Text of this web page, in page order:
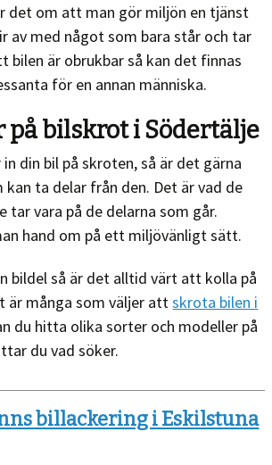
det om att man gör miljön en tjänst
av med något som bara står och tar
bilen är obrukbar så kan det finnas
för en annan människa.
på bilskrot i Södertälje
din bil på skroten, så är det gärna
kan ta delar från den. Det är vad de
tar vara på de delarna som går.
hand om på ett miljövänligt sätt.
bildel så är det alltid värt att kolla på
är många som väljer attskrota bilen i
du hitta olika sorter och modeller på
du vad söker.
billackering i Eskilstuna